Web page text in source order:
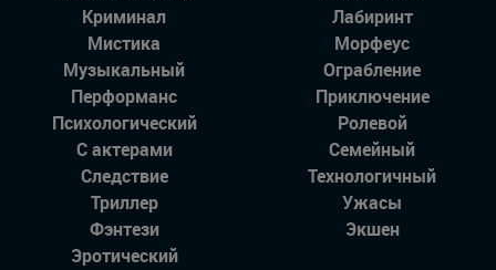
Криминал
Лабиринт
Мистика
Морфеус
Музыкальный
Ограбление
Перформанс
Приключение
Психологический
Ролевой
С актерами
Семейный
Следствие
Технологичный
Триллер
Ужасы
Фэнтези
Экшен
Эротический